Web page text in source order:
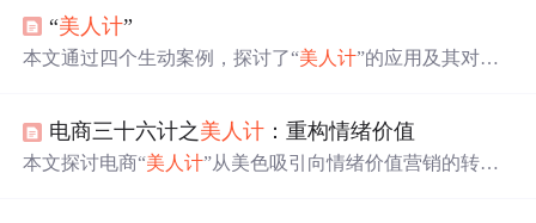
“美人计”
本文通过四个生动案例，探讨了“美人计”的应用及其对个
电商三十六计之 美人计 ：重构情绪价值
本文探讨电商“美人计”从美色吸引向情绪价值营销的转